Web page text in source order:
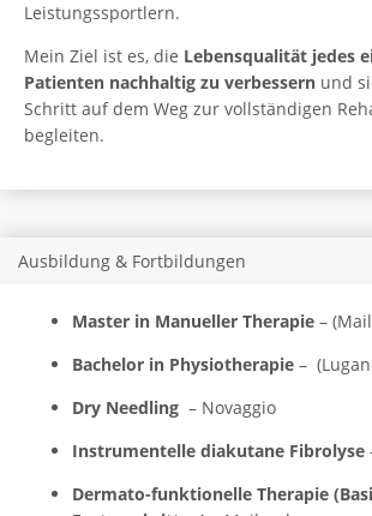
Leistungssportlern.
Mein Ziel ist es, die Lebensqualität jedes
Patienten nachhaltig zu verbessernund
Schritt auf dem Weg zur vollständigen
begleiten.
Ausbildung & Fortbildungen
Master in Manueller Therapie–
Bachelor in Physiotherapie–
Dry Needling – Novaggio
Instrumentelle diakutane Fibrolyse
Dermato-funktionelle Therapie